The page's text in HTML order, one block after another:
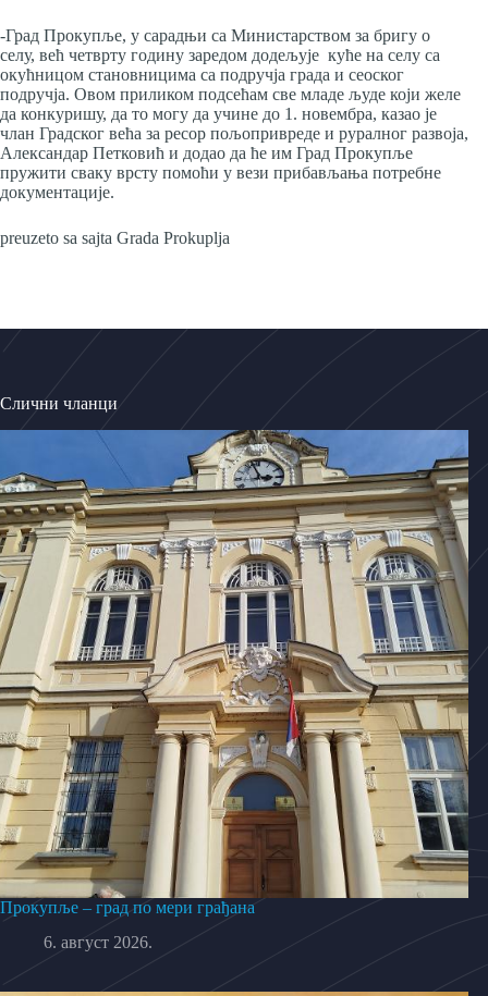
-Град Прокупље, у сарадњи са Министарством за бригу о
селу, већ четврту годину заредом додељује куће на селу са
окућницом становницима са подручја града и сеоског
подручја. Овом приликом подсећам све младе људе који желе
да конкуришу, да то могу да учине до 1. новембра, казао је
члан Градског већа за ресор пољопривреде и руралног развоја,
Александар Петковић и додао да ће им Град Прокупље
пружити сваку врсту помоћи у вези прибављања потребне
документације.
preuzeto sa sajta Grada Prokuplja
Слични чланци
Прокупље – град по мери грађана
6. август 2026.